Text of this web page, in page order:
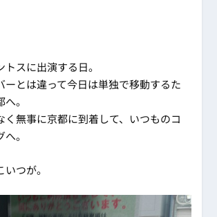
スに出演する日。
ーとは違って今日は単独で移動するた
。
く無事に京都に到着して、いつものコ
。
つが。